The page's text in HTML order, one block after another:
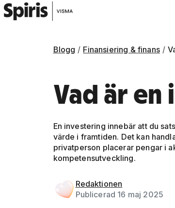
Blogg Finansiering & finans
Vad är en
En investering innebär att du
värde i framtiden. Det kan
privatperson placerar pengar i
kompetensutveckling.
Redaktionen
Publicerad 16 maj 2025
Gå vidare till